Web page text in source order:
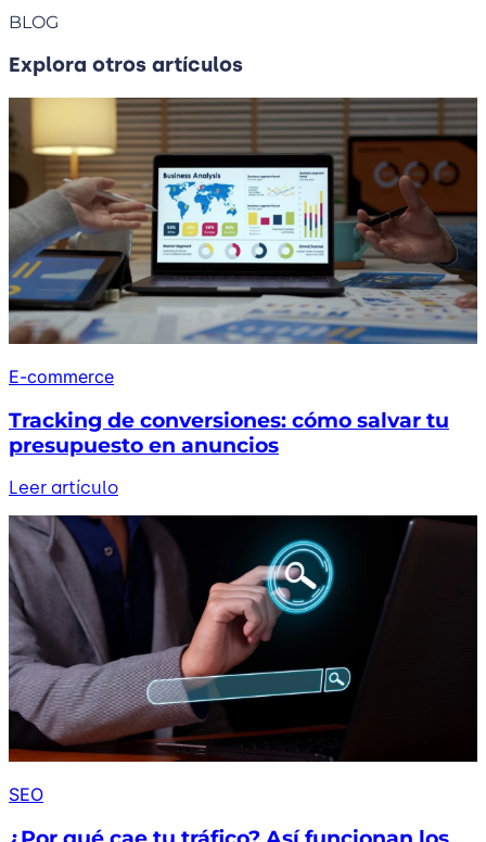
BLOG
Explora otros artículos
E-commerce
Tracking de conversiones: cómo salvar tu
presupuesto en anuncios
Leer artículo
SEO